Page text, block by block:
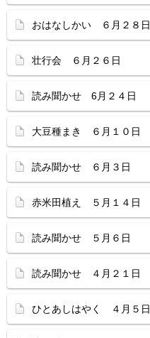
おはなしかい ６月２８日
壮行会 ６月２６日
読み聞かせ 6月２４日
大豆種まき ６月１０日
読み聞かせ ６月３日
赤米田植え ５月１４日
読み聞かせ ５月６日
読み聞かせ ４月２１日
ひとあしはやく ４月５日